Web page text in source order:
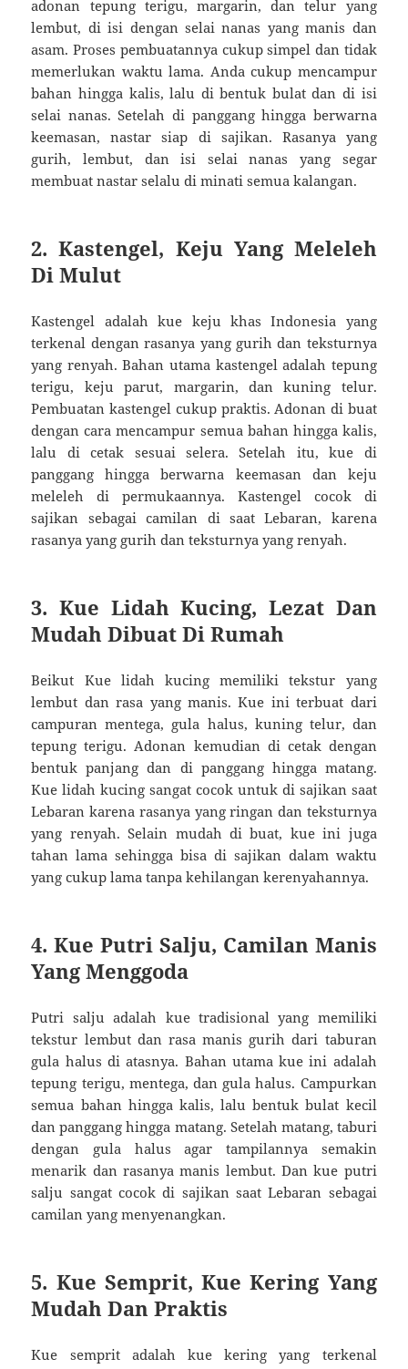
adonan tepung terigu, margarin, dan telur yang
lembut, di isi dengan selai nanas yang manis dan
asam. Proses pembuatannya cukup simpel dan tidak
memerlukan waktu lama. Anda cukup mencampur
bahan hingga kalis, lalu di bentuk bulat dan di isi
selai nanas. Setelah di panggang hingga berwarna
keemasan, nastar siap di sajikan. Rasanya yang
gurih, lembut, dan isi selai nanas yang segar
membuat nastar selalu di minati semua kalangan.
2. Kastengel, Keju Yang Meleleh
Di Mulut
Kastengel adalah kue keju khas Indonesia yang
terkenal dengan rasanya yang gurih dan teksturnya
yang renyah. Bahan utama kastengel adalah tepung
terigu, keju parut, margarin, dan kuning telur.
Pembuatan kastengel cukup praktis. Adonan di buat
dengan cara mencampur semua bahan hingga kalis,
lalu di cetak sesuai selera. Setelah itu, kue di
panggang hingga berwarna keemasan dan keju
meleleh di permukaannya. Kastengel cocok di
sajikan sebagai camilan di saat Lebaran, karena
rasanya yang gurih dan teksturnya yang renyah.
3. Kue Lidah Kucing, Lezat Dan
Mudah Dibuat Di Rumah
Beikut Kue lidah kucing memiliki tekstur yang
lembut dan rasa yang manis. Kue ini terbuat dari
campuran mentega, gula halus, kuning telur, dan
tepung terigu. Adonan kemudian di cetak dengan
bentuk panjang dan di panggang hingga matang.
Kue lidah kucing sangat cocok untuk di sajikan saat
Lebaran karena rasanya yang ringan dan teksturnya
yang renyah. Selain mudah di buat, kue ini juga
tahan lama sehingga bisa di sajikan dalam waktu
yang cukup lama tanpa kehilangan kerenyahannya.
4. Kue Putri Salju, Camilan Manis
Yang Menggoda
Putri salju adalah kue tradisional yang memiliki
tekstur lembut dan rasa manis gurih dari taburan
gula halus di atasnya. Bahan utama kue ini adalah
tepung terigu, mentega, dan gula halus. Campurkan
semua bahan hingga kalis, lalu bentuk bulat kecil
dan panggang hingga matang. Setelah matang, taburi
dengan gula halus agar tampilannya semakin
menarik dan rasanya manis lembut. Dan kue putri
salju sangat cocok di sajikan saat Lebaran sebagai
camilan yang menyenangkan.
5. Kue Semprit, Kue Kering Yang
Mudah Dan Praktis
Kue semprit adalah kue kering yang terkenal